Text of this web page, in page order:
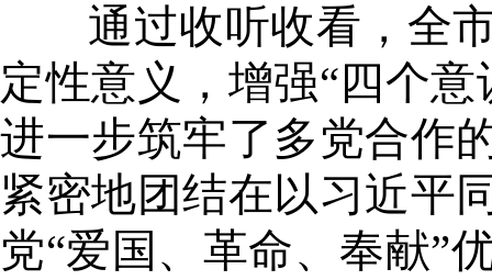
通过收听收看，全
定性意义，增强“四个
进一步筑牢了多党合作
紧密地团结在以习近平
党“爱国、革命、奉献”